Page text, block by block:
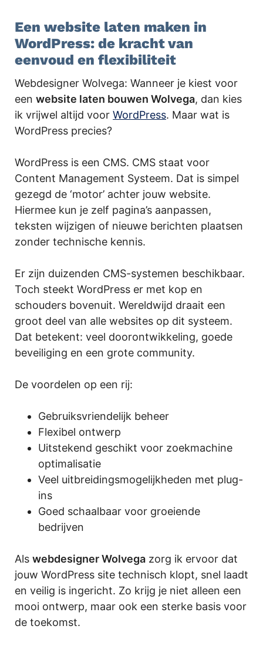
Een website laten maken in
WordPress: de kracht van
eenvoud en flexibiliteit
Webdesigner Wolvega: Wanneer je kiest voor
een website laten bouwen Wolvega, dan kies
ik vrijwel altijd voor WordPress. Maar wat is
WordPress precies?
WordPress is een CMS. CMS staat voor
Content Management Systeem. Dat is simpel
gezegd de ‘motor’ achter jouw website.
Hiermee kun je zelf pagina’s aanpassen,
teksten wijzigen of nieuwe berichten plaatsen
zonder technische kennis.
Er zijn duizenden CMS-systemen beschikbaar.
Toch steekt WordPress er met kop en
schouders bovenuit. Wereldwijd draait een
groot deel van alle websites op dit systeem.
Dat betekent: veel doorontwikkeling, goede
beveiliging en een grote community.
De voordelen op een rij:
Gebruiksvriendelijk beheer
Flexibel ontwerp
Uitstekend geschikt voor zoekmachine
optimalisatie
Veel uitbreidingsmogelijkheden met plug-
ins
Goed schaalbaar voor groeiende
bedrijven
Als webdesigner Wolvega zorg ik ervoor dat
jouw WordPress site technisch klopt, snel laadt
en veilig is ingericht. Zo krijg je niet alleen een
mooi ontwerp, maar ook een sterke basis voor
de toekomst.